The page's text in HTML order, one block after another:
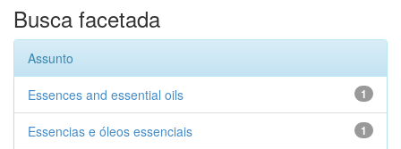
Busca facetada
Assunto
1
Essences and essential oils
1
Essencias e óleos essenciais